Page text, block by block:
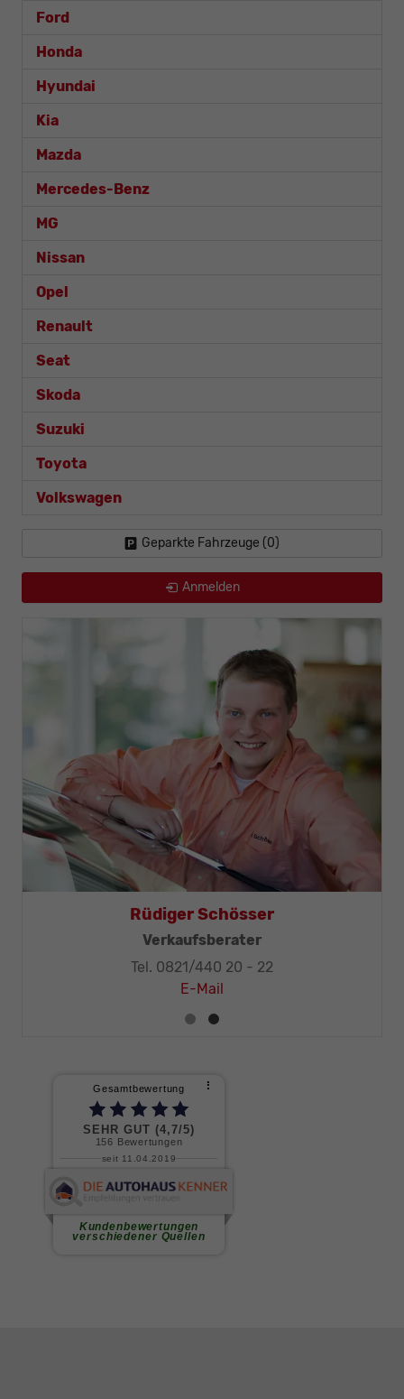
Ford
Honda
Hyundai
Kia
Mazda
Mercedes-Benz
MG
Nissan
Opel
Renault
Seat
Skoda
Suzuki
Toyota
Volkswagen
Geparkte Fahrzeuge (0)
Anmelden
KFZ-Techniker-Meister